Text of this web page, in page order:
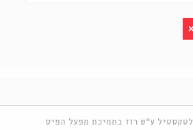
ע"ש רוז בתמיכת מפעל הפיס